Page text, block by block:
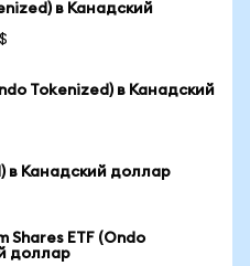
в Канадский
Tokenized) в Канадский
в Канадский доллар
Shares ETF (Ondo
доллар